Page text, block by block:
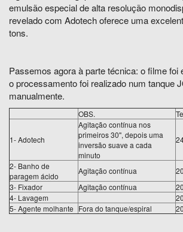
emulsão especial de alta resolução
revelado com Adotech oferece uma
tons.
Passemos agora à parte técnica: o filme foi
o processamento foi realizado num tanque
manualmente.
OBS.
1- Adotech
Agitação contínua nos
primeiros 30'', depois uma
inversão suave a cada
minuto
2- Banho de
paragem ácido
Agitação contínua
3- Fixador
Agitação contínua
4- Lavagem
5- Agente molhante Fora do tanque/espiral